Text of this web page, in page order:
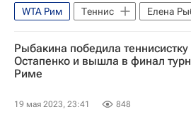
WTA Рим Теннис
Елена
Елена Остапенко
Ангелина
Рыбакина победила теннисистку
Остапенко и вышла в финал
Риме
19 мая 2023, 23:41 848